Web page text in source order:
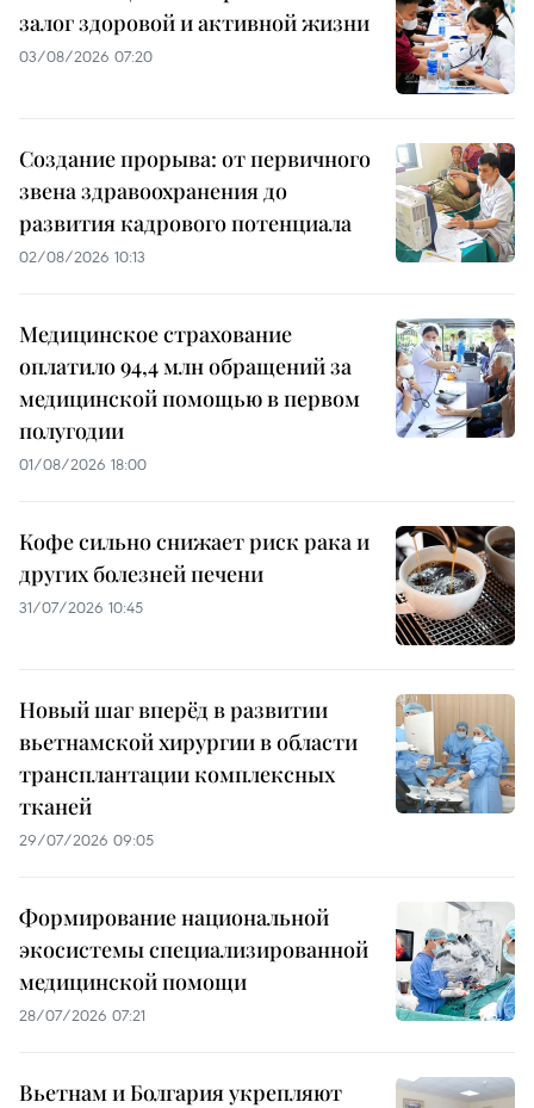
залог здоровой и активной жизни
03/08/2026 07:20
Создание прорыва: от первичного
звена здравоохранения до
развития кадрового потенциала
02/08/2026 10:13
Медицинское страхование
оплатило 94,4 млн обращений за
медицинской помощью в первом
полугодии
01/08/2026 18:00
Кофе сильно снижает риск рака и
других болезней печени
31/07/2026 10:45
Новый шаг вперёд в развитии
вьетнамской хирургии в области
трансплантации комплексных
тканей
29/07/2026 09:05
Формирование национальной
экосистемы специализированной
медицинской помощи
28/07/2026 07:21
Вьетнам и Болгария укрепляют